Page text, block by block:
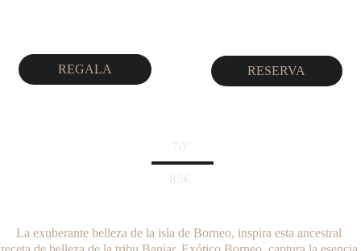
70'
RESERVA
REGALA
85€
La exuberante belleza de la isla de Borneo, inspira esta ancestral